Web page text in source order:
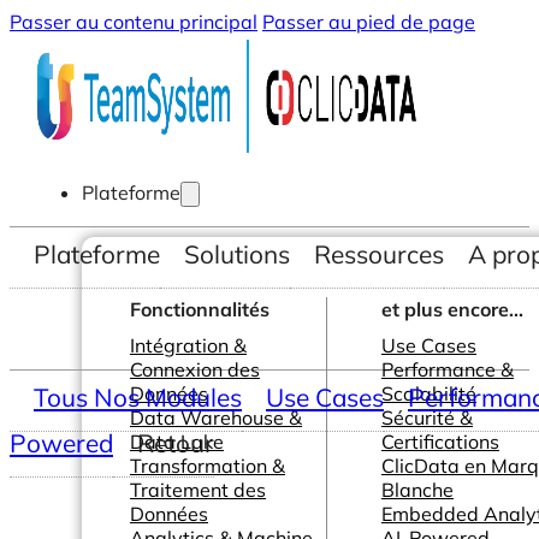
Passer au contenu principal Passer au pied de page
Plateforme
Fonctionnalités
Intégration &
Connexion des
Données
Data Warehouse &
Data Lake
Transformation &
Traitement des
Données
et plus encore...
Use Cases
Performance &
Scalabilité
Sécurité &
Certifications
ClicData en
Blanche
Embedded
Plateforme Solutions Ressources A
Tous Nos Modules Use Cases
Powered
Retour